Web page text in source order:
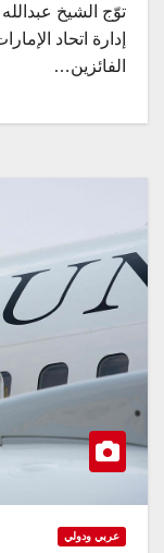
توّج الشيخ
إدارة اتحاد
الفائزين…
عربي ودولي